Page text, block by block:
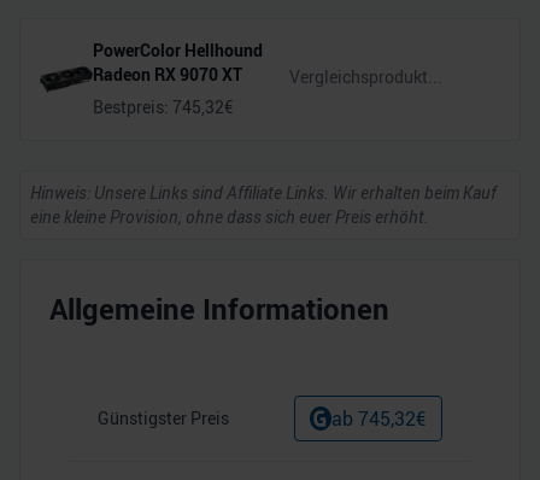
PowerColor Hellhound
Radeon RX 9070 XT
Bestpreis: 745,32€
Hinweis: Unsere Links sind Affiliate Links. Wir erhalten beim Kauf
eine kleine Provision, ohne dass sich euer Preis erhöht.
Allgemeine Informationen
Günstigster Preis ab 745,32€